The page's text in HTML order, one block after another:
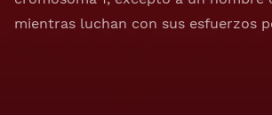
mientras luchan con sus esfuerzos